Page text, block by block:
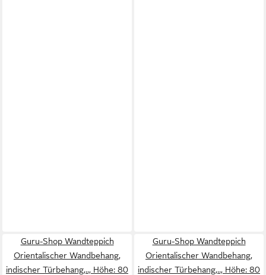
Guru-Shop Wandteppich
Orientalischer Wandbehang,
indischer Türbehang,.., Höhe: 80
Guru-Shop Wandteppich
Orientalischer Wandbehang,
indischer Türbehang,.., Höhe: 80